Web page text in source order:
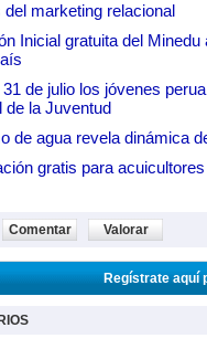
del marketing relacional
Inicial gratuita del
de julio los jóvenes
de la Juventud
de agua revela dinámica
gratis para
Comentar Valorar
Regístrate aquí